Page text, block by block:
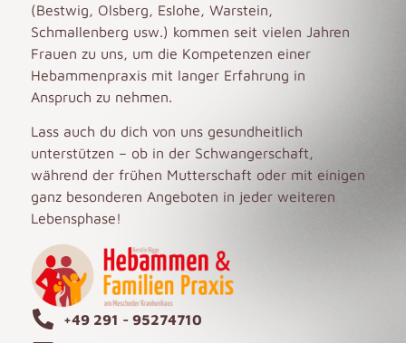
(Bestwig, Olsberg, Eslohe, Warstein,
Schmallenberg usw.) kommen seit vielen Jahren
Frauen zu uns, um die Kompetenzen einer
Hebammenpraxis mit langer Erfahrung in
Anspruch zu nehmen.
Lass auch du dich von uns gesundheitlich
unterstützen – ob in der Schwangerschaft,
während der frühen Mutterschaft oder mit einigen
ganz besonderen Angeboten in jeder weiteren
Lebensphase!
+49 291 - 95274710